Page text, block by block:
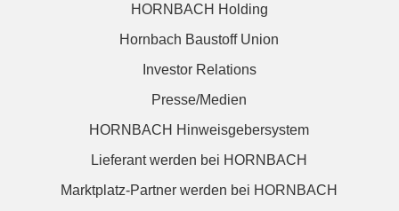
HORNBACH Holding
Hornbach Baustoff Union
Investor Relations
Presse/Medien
HORNBACH Hinweisgebersystem
Lieferant werden bei HORNBACH
Marktplatz-Partner werden bei HORNBACH